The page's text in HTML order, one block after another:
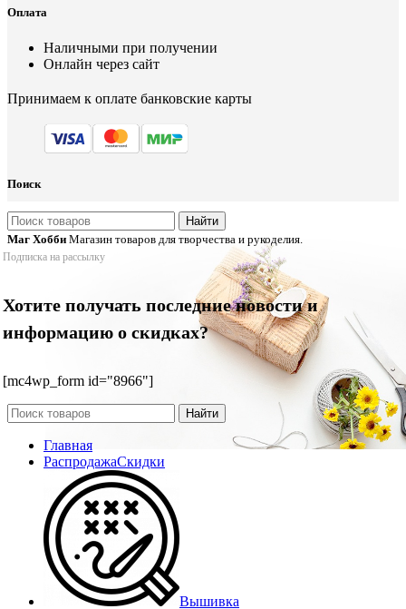
Оплата
Наличными при получении
Онлайн через сайт
Принимаем к оплате банковские карты
Поиск
Найти
Маг Хобби Магазин товаров для творчества и рукоделия.
Подписка на рассылку
Хотите получать последние новости и
информацию о скидках?
[mc4wp_form id="8966"]
Найти
Главная
РаспродажаСкидки
Вышивка